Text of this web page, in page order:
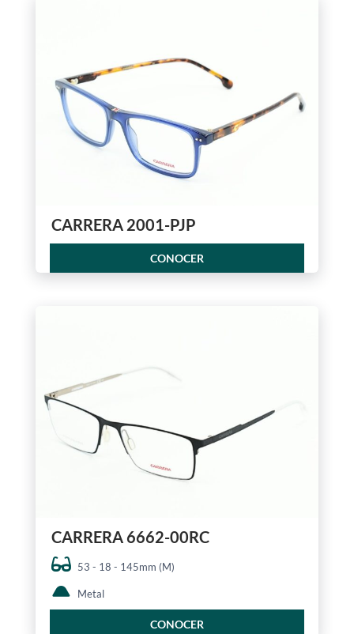
CARRERA 2001-PJP
CONOCER
CARRERA 6662-00RC
53 - 18 - 145mm (M)
Metal
CONOCER